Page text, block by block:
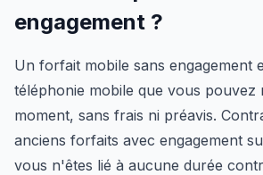
engagement ?
Un forfait mobile sans engagement
téléphonie mobile que vous pouvez
moment, sans frais ni préavis.
anciens forfaits avec engagement
vous n'êtes lié à aucune durée